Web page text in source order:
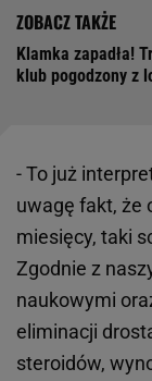
Klamka zapadła!
klub pogodzony z
- To już
uwagę fakt, że
miesięcy, taki
Zgodnie z
naukowymi
eliminacji
steroidów,